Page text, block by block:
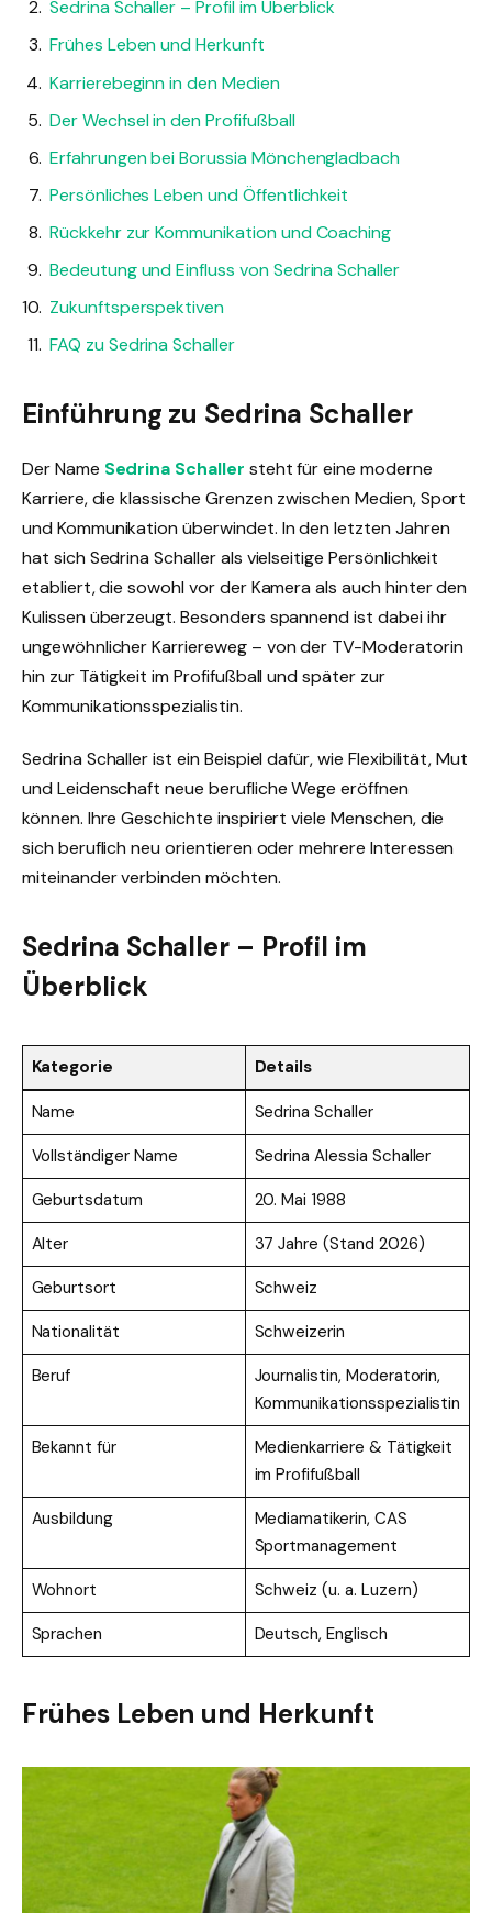
Sedrina Schaller – Profil im Überblick
Frühes Leben und Herkunft
Karrierebeginn in den Medien
Der Wechsel in den Profifußball
Erfahrungen bei Borussia Mönchengladbach
Persönliches Leben und Öffentlichkeit
Rückkehr zur Kommunikation und Coaching
Bedeutung und Einfluss von Sedrina Schaller
Zukunftsperspektiven
FAQ zu Sedrina Schaller
Einführung zu Sedrina Schaller
Der Name Sedrina Schaller steht für eine moderne
Karriere, die klassische Grenzen zwischen Medien, Sport
und Kommunikation überwindet. In den letzten Jahren
hat sich Sedrina Schaller als vielseitige Persönlichkeit
etabliert, die sowohl vor der Kamera als auch hinter den
Kulissen überzeugt. Besonders spannend ist dabei ihr
ungewöhnlicher Karriereweg – von der TV-Moderatorin
hin zur Tätigkeit im Profifußball und später zur
Kommunikationsspezialistin.
Sedrina Schaller ist ein Beispiel dafür, wie Flexibilität, Mut
und Leidenschaft neue berufliche Wege eröffnen
können. Ihre Geschichte inspiriert viele Menschen, die
sich beruflich neu orientieren oder mehrere Interessen
miteinander verbinden möchten.
Sedrina Schaller – Profil im
Überblick
Kategorie Details
Name
Sedrina Schaller
Vollständiger Name
Sedrina Alessia Schaller
Geburtsdatum
20. Mai 1988
Alter
37 Jahre (Stand 2026)
Geburtsort
Schweiz
Nationalität
Schweizerin
Beruf
Journalistin, Moderatorin,
Kommunikationsspezialistin
Bekannt für
Medienkarriere & Tätigkeit
im Profifußball
Ausbildung
Mediamatikerin, CAS
Sportmanagement
Wohnort
Schweiz (u. a. Luzern)
Sprachen
Deutsch, Englisch
Frühes Leben und Herkunft